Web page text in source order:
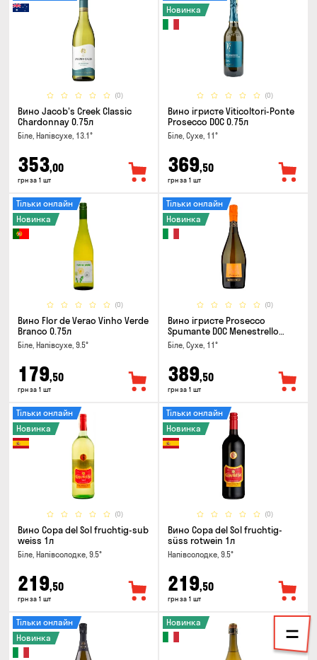
(0)
Вино Jacob's Creek Classic
Chardonnay 0.75л
Біле, Напівсухе, 13.1°
353,00
грн за 1 шт
(0)
Новинка
Вино ігристе Viticoltori-Ponte
Prosecco DOC 0.75л
Біле, Сухе, 11°
369,50
грн за 1 шт
(0)
Тільки онлайн
Новинка
Вино Flor de Verao Vinho Verde
Branco 0.75л
Біле, Напівсухе, 9.5°
179,50
грн за 1 шт
(0)
Тільки онлайн
Новинка
Вино ігристе Prosecco
Spumante DOC Menestrello
0.75л
Біле, Сухе, 11°
389,50
грн за 1 шт
(0)
Тільки онлайн
Новинка
Вино Copa del Sol fruchtig-sub
weiss 1л
Біле, Напівсолодке, 9.5°
219,50
грн за 1 шт
(0)
Тільки онлайн
Новинка
Вино Copa del Sol fruchtig-
süss rotwein 1л
Напівсолодке, 9.5°
219,50
грн за 1 шт
Тільки онлайн
Новинка
Новинка